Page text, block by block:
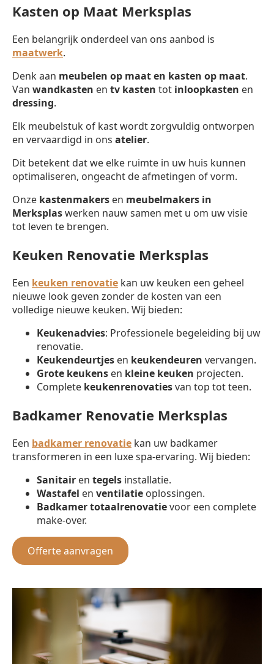
Kasten op Maat Merksplas
Een belangrijk onderdeel van ons aanbod is
maatwerk.
Denk aan meubelen op maat en kasten op maat.
Van wandkasten en tv kasten tot inloopkasten en
dressing.
Elk meubelstuk of kast wordt zorgvuldig ontworpen
en vervaardigd in ons atelier.
Dit betekent dat we elke ruimte in uw huis kunnen
optimaliseren, ongeacht de afmetingen of vorm.
Onze kastenmakers en meubelmakers in
Merksplaswerken nauw samen met u om uw visie
tot leven te brengen.
Keuken Renovatie Merksplas
Een keuken renovatie kan uw keuken een geheel
nieuwe look geven zonder de kosten van een
volledige nieuwe keuken. Wij bieden:
Keukenadvies: Professionele begeleiding bij uw
renovatie.
Keukendeurtjes en keukendeuren vervangen.
Grote keukens en kleine keuken projecten.
Complete keukenrenovatiesvan top tot teen.
Badkamer Renovatie Merksplas
Een badkamer renovatie kan uw badkamer
transformeren in een luxe spa-ervaring. Wij bieden:
Sanitair en tegels installatie.
Wastafel en ventilatie oplossingen.
Badkamer totaalrenovatievoor een complete
make-over.
Offerte aanvragen